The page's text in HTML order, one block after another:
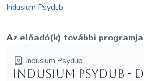
Indusium Psydub
Az előadó(k) további
Indusium Psydub
Indusium Psydub -